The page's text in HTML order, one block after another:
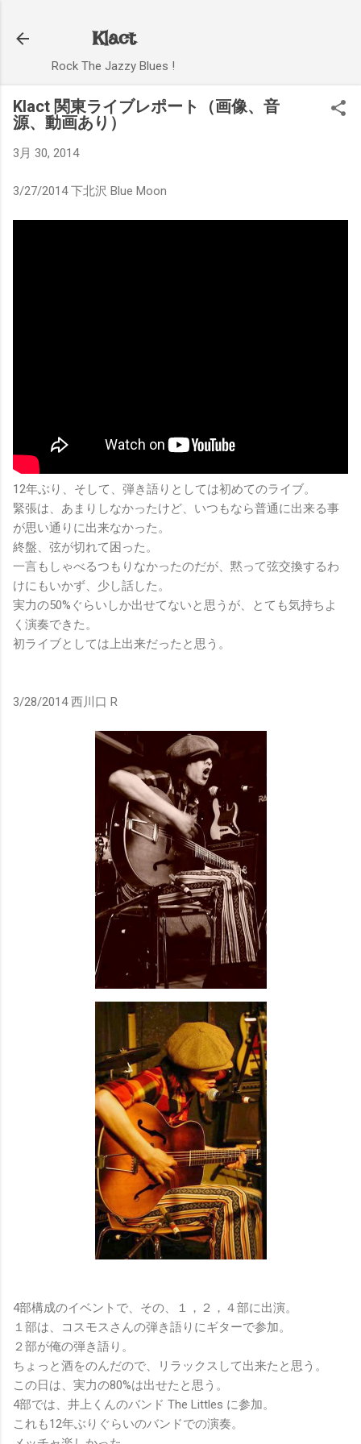
Klact
Rock The Jazzy Blues !
Klact 関東ライブレポート（画像、音
源、動画あり）
3月 30, 2014
3/27/2014 下北沢 Blue Moon
12年ぶり、そして、弾き語りとしては初めてのライブ。
緊張は、あまりしなかったけど、いつもなら普通に出来る事
が思い通りに出来なかった。
終盤、弦が切れて困った。
一言もしゃべるつもりなかったのだが、黙って弦交換するわ
けにもいかず、少し話した。
実力の50%ぐらいしか出せてないと思うが、とても気持ちよ
く演奏できた。
初ライブとしては上出来だったと思う。
3/28/2014 西川口 R
4部構成のイベントで、その、１，２，４部に出演。
１部は、コスモスさんの弾き語りにギターで参加。
２部が俺の弾き語り。
ちょっと酒をのんだので、リラックスして出来たと思う。
この日は、実力の80%は出せたと思う。
4部では、井上くんのバンド The Littles に参加。
これも12年ぶりぐらいのバンドでの演奏。